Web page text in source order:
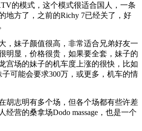
的模式，这个模式很适合国人，一条
地方了，之前的Richy 7已经关了，好
，妹子颜值很高，非常适合兄弟好友一
明显，价格很贵，如果要全套，妹子的
宫场的妹子的机车度上涨的很快，比如
子可能会要求300万，或更多，机车的情
胡志明有多个场，但各个场都有些许差
经营的桑拿场Dodo massage，也是一个